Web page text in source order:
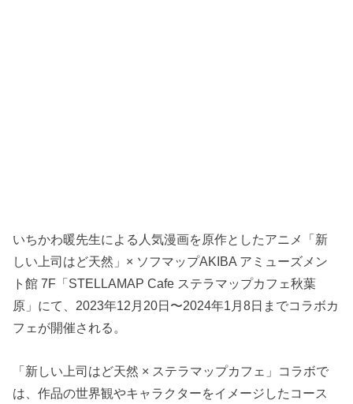
いちかわ暖先生による人気漫画を原作としたアニメ「新
しい上司はど天然」× ソフマップAKIBA アミューズメン
ト館 7F「STELLAMAP Cafe ステラマップカフェ秋葉
原」にて、2023年12月20日〜2024年1月8日までコラボカ
フェが開催される。
「新しい上司はど天然 × ステラマップカフェ」コラボで
は、作品の世界観やキャラクターをイメージしたコース